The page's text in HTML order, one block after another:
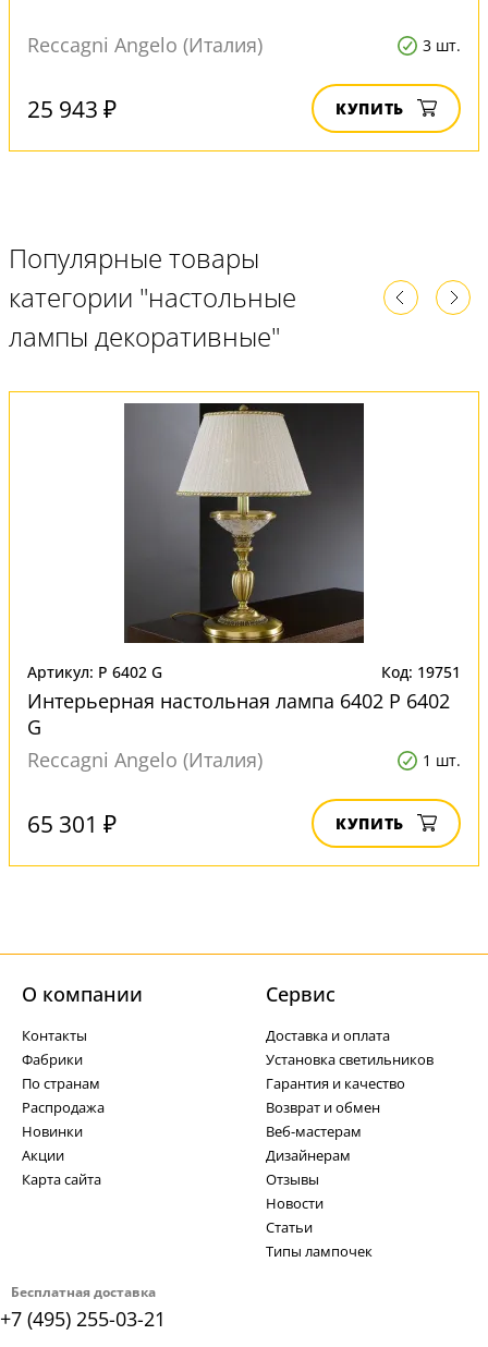
Reccagni Angelo (Италия) 3 шт.
25 943 ₽ КУПИТЬ
Популярные товары
категории "настольные
лампы декоративные"
Артикул: P 6402 G Код: 19751
Интерьерная настольная лампа 6402 P 6402
G
Reccagni Angelo (Италия)
1 шт.
65 301 ₽ КУПИТЬ
Бесплатная доставка
+7 (495) 255-03-21
О компании
Контакты
Фабрики
По странам
Распродажа
Новинки
Акции
Карта сайта
Cервис
Доставка и оплата
Установка светильников
Гарантия и качество
Возврат и обмен
Веб-мастерам
Дизайнерам
Отзывы
Новости
Статьи
Типы лампочек